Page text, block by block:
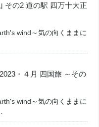
その2 道の駅 四万十大正
wind～気の向くままに
・４月 四国旅 ～その
wind～気の向くままに